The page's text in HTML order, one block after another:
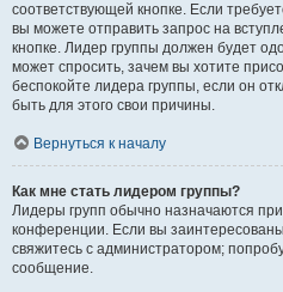
соответствующей кнопке. Если
вы можете отправить запрос на
кнопке. Лидер группы должен будет
может спросить, зачем вы хотите
беспокойте лидера группы, если он
быть для этого свои причины.
Вернуться к началу
Как мне стать лидером группы?
Лидеры групп обычно назначаются
конференции. Если вы
свяжитесь с администратором;
сообщение.